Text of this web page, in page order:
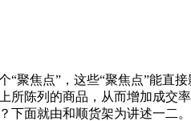
聚焦点”，这些“聚焦点”能直
所陈列的商品，从而增加成交率
下面就由和顺货架为讲述一二。